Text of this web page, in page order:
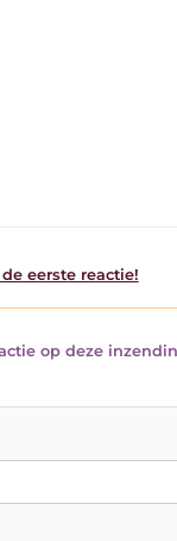
eerste reactie!
op deze